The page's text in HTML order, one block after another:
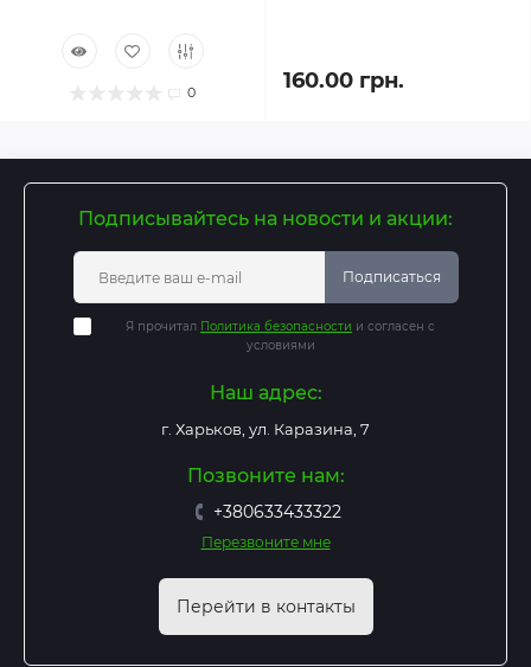
0 160.00 грн.
Подписывайтесь на новости и акции:
Подписаться
Я прочитал Политика безопасности и согласен с
условиями
Наш адрес:
г. Харьков, ул. Каразина, 7
Позвоните нам:
+380633433322
Перезвоните мне
Перейти в контакты